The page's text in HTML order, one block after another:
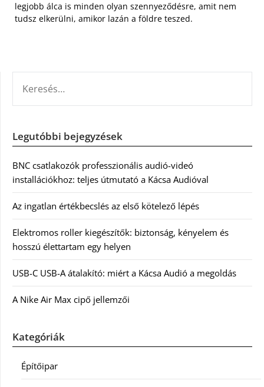
legjobb álca is minden olyan szennyeződésre, amit nem
tudsz elkerülni, amikor lazán a földre teszed.
Legutóbbi bejegyzések
BNC csatlakozók professzionális audió-videó
installációkhoz: teljes útmutató a Kácsa Audióval
Az ingatlan értékbecslés az első kötelező lépés
Elektromos roller kiegészítők: biztonság, kényelem és
hosszú élettartam egy helyen
USB-C USB-A átalakító: miért a Kácsa Audió a megoldás
A Nike Air Max cipő jellemzői
Kategóriák
Építőipar